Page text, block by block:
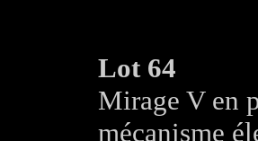
Lot 64
Mirage V en
mécanisme